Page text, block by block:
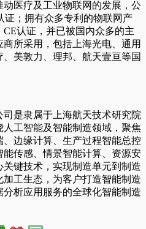
医疗及工业物联网的发展，公
证；拥有众多专利的物联网产
认证，并已被国内众多的主
所采用，包括上海光电、通用
美敦力、理邦、航天壹亘等国
司是隶属于上海航天技术研究院
工智能及智能制造领域，聚焦
边缘计算、生产过程智能总控
传感、情景智能计算、资源安
键技术，实现制造单元到制造
工生态，为客户打造智能制造
析应用服务的全球化智能制造